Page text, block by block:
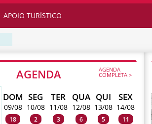
APOIO TURÍSTICO
AGENDA AGENDA
COMPLETA >
DOM
09/08
18
SEG
10/08
2
TER
11/08
3
QUA
12/08
6
QUI
13/08
5
SEX
14/08
11